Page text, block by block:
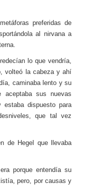
preferidas de
al nirvana a
lo que vendría,
volteó la cabeza y ahí
caminaba lento y su
aceptaba sus nuevas
dispuesto para
que tal vez
de Hegel que llevaba
porque entendía su
pero, por causas y